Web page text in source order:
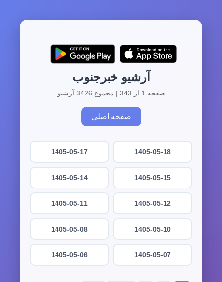
آرشیو خبرجنوب
صفحه 1 از 343 | مجموع 3426 آرشیو
صفحه اصلی
1405-05-18
1405-05-17
1405-05-15
1405-05-14
1405-05-12
1405-05-11
1405-05-10
1405-05-08
1405-05-07
1405-05-06